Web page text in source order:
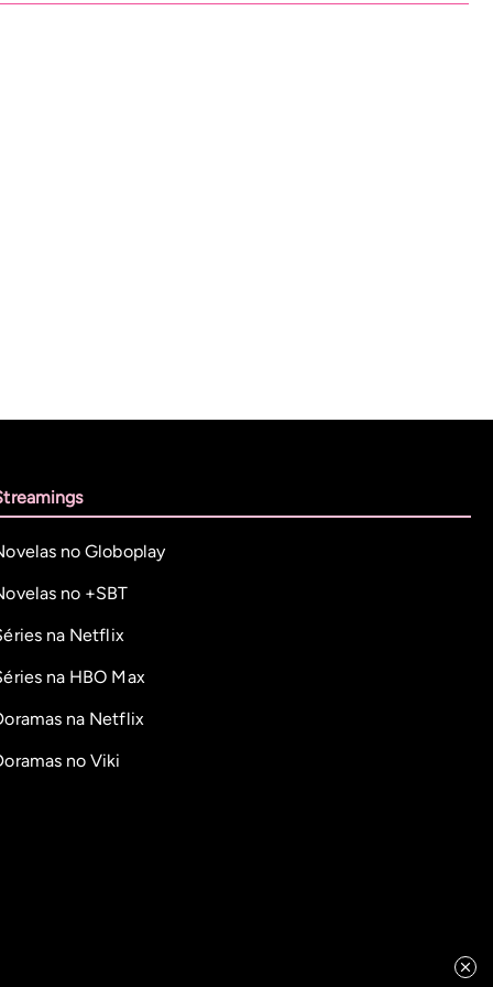
no Globoplay
no +SBT
na Netflix
na HBO Max
na Netflix
no Viki